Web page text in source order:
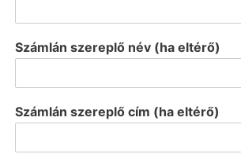
Számlán szereplő név (ha eltérő)
Számlán szereplő cím (ha eltérő)